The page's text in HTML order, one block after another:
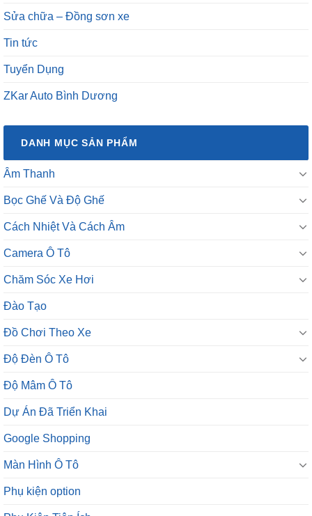
Sửa chữa – Đồng sơn xe
Tin tức
Tuyển Dụng
ZKar Auto Bình Dương
DANH MỤC SẢN PHẨM
Âm Thanh
Bọc Ghế Và Độ Ghế
Cách Nhiệt Và Cách Âm
Camera Ô Tô
Chăm Sóc Xe Hơi
Đào Tạo
Đồ Chơi Theo Xe
Độ Đèn Ô Tô
Độ Mâm Ô Tô
Dự Án Đã Triển Khai
Google Shopping
Màn Hình Ô Tô
Phụ kiện option